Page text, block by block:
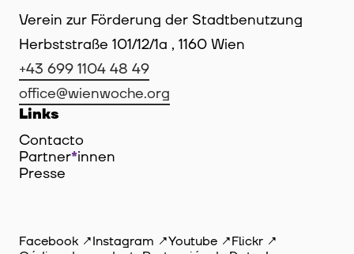
Verein zur Förderung der Stadtbenutzung
Herbststraße 101/12/1a , 1160 Wien
+43 699 1104 48 49
office@wienwoche.org
Links
Contacto
Partner*innen
Presse
Facebook Instagram Youtube
Flickr